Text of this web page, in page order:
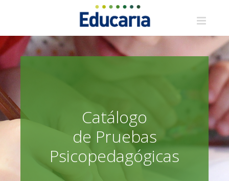
Catálogo
de Pruebas
Psicopedagógicas